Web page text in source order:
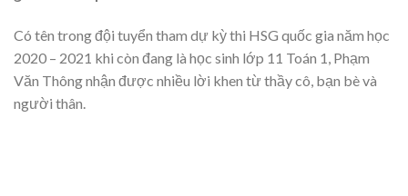
Có tên trong đội tuyển tham dự kỳ thi HSG quốc gia năm học
2020 – 2021 khi còn đang là học sinh lớp 11 Toán 1, Phạm
Văn Thông nhận được nhiều lời khen từ thầy cô, bạn bè và
người thân.